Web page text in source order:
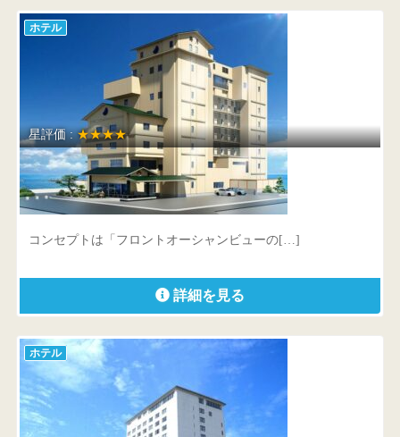
ホテル
星評価 :★★★★
皆生游月
鳥取県 米子市皆生温泉3-11-1
コンセプトは「フロントオーシャンビューの[…]
詳細を見る
ホテル